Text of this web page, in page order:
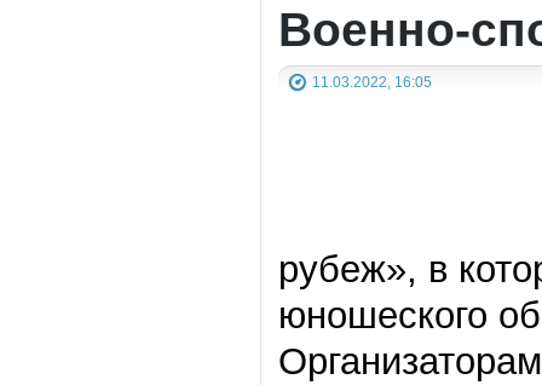
Военно-
11.03.2022, 16:05
рубеж», в
юношеского